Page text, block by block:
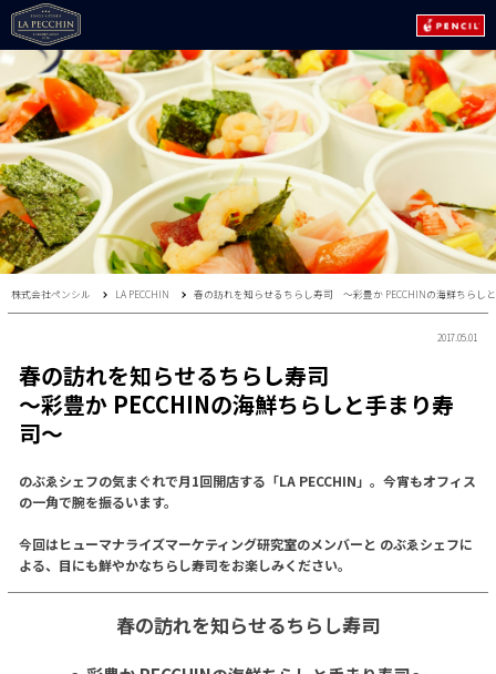
株式会社ペンシル LA PECCHIN 春の訪れを知らせるちらし寿司 〜彩豊か PECCHINの海鮮ちらし
2017.05.01
春の訪れを知らせるちらし寿司
〜彩豊か PECCHINの海鮮ちらしと手まり寿
司〜
のぶゑシェフの気まぐれで月1回開店する「LA PECCHIN」。今宵もオフィス
の一角で腕を振るいます。
今回はヒューマナライズマーケティング研究室のメンバーと のぶゑシェフに
よる、目にも鮮やかなちらし寿司をお楽しみください。
春の訪れを知らせるちらし寿司